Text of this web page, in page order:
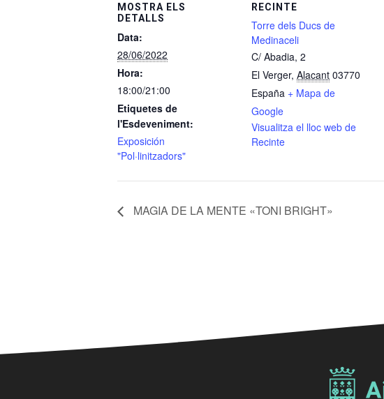
MOSTRA ELS
DETALLS
Data:
28/06/2022
Hora:
18:00/21:00
Etiquetes de
l'Esdeveniment:
Exposición
"Pol·linitzadors"
RECINTE
Torre dels Ducs de
Medinaceli
C/ Abadia, 2
El Verger, Alacant 03770
España + Mapa de
Google
Visualitza el lloc web de
Recinte
MAGIA DE LA MENTE «TONI BRIGHT»